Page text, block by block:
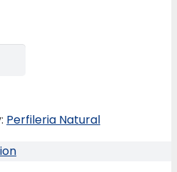
Perfileria Natural